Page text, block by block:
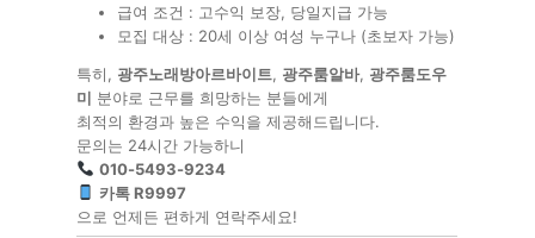
급여 조건 : 고수익 보장, 당일지급 가능
모집 대상 : 20세 이상 여성 누구나 (초보자 가능)
특히, 광주노래방아르바이트, 광주룸알바, 광주룸도우
미 분야로 근무를 희망하는 분들에게
최적의 환경과 높은 수익을 제공해드립니다.
문의는 24시간 가능하니
010-5493-9234
카톡 R9997
으로 언제든 편하게 연락주세요!